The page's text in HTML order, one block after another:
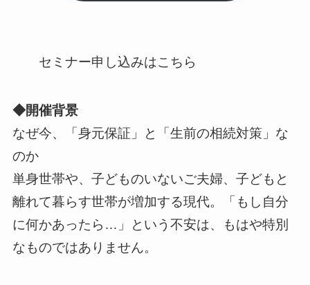
セミナー申し込みはこちら
◆開催背景
なぜ今、「身元保証」と「生前の相続対策」な
のか
単身世帯や、子どものいないご夫婦、子どもと
離れて暮らす世帯が増加する現代。「もし自分
に何かあったら…」という不安は、もはや特別
なものではありません。